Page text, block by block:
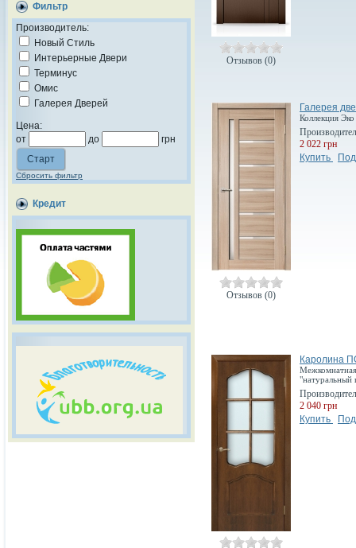
Фильтр
Производитель:
Новый Стиль
Интерьерные Двери
Терминус
Омис
Галерея Дверей
Цена:
от
до грн
Сбросить фильтр
Кредит
Отзывов (0)
Отзывов (0)
Галерея
Коллекция
2 022 грн
Купить
Каролина
Межкомнатная
"натуральный
2 040 грн
Купить